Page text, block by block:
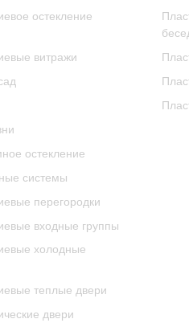
остекление
витражи
остекление
системы
перегородки
входные группы
холодные
теплые двери
двери